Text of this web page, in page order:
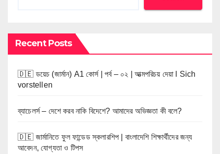
Recent Posts
🇩🇪 ডয়েচ (জার্মান) A1 কোর্স | পর্ব – ০২ | আত্মপরিচয় দেয়া l Sich
vorstellen
ব্যাচেলর্স – দেশে করব নাকি বিদেশে? আমাদের অভিজ্ঞতা কী বলে?
🇩🇪 জার্মানিতে ফুল ফান্ডেড স্কলারশিপ | বাংলাদেশি শিক্ষার্থীদের জন্য
আবেদন, যোগ্যতা ও টিপস